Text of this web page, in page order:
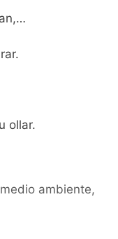
ollar.
medio ambiente,